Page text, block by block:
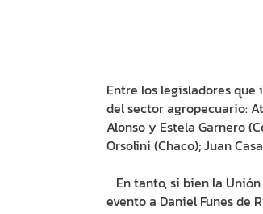
Entre los legisladores
del sector agropecuario:
Alonso y Estela Garnero
Orsolini (Chaco); Juan
En tanto, si bien la
evento a Daniel Funes de